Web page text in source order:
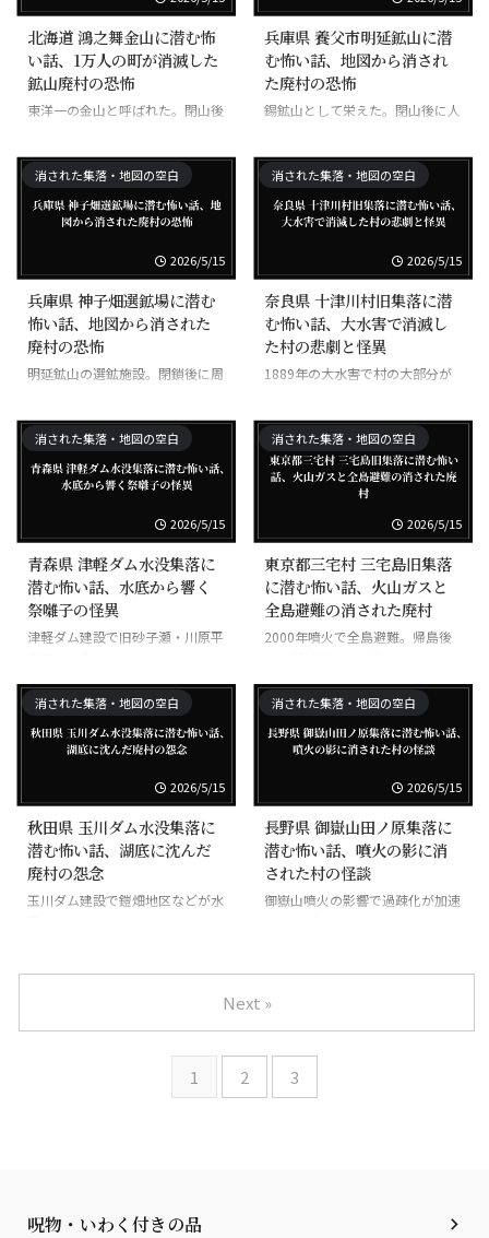
北海道 鴻之舞金山に潜む怖
い話、1万人の町が消滅した
鉱山廃村の恐怖
東洋一の金山と呼ばれた。閉山後
兵庫県 養父市明延鉱山に潜
む怖い話、地図から消され
た廃村の恐怖
錫鉱山として栄えた。閉山後に人
消された集落・地図の空白
2026/5/15
兵庫県 神子畑選鉱場に潜む
怖い話、地図から消された
廃村の恐怖
明延鉱山の選鉱施設。閉鎖後に周
消された集落・地図の空白
2026/5/15
奈良県 十津川村旧集落に潜
む怖い話、大水害で消滅し
た村の悲劇と怪異
1889年の大水害で村の大部分が
し新十津川村を建設。
消された集落・地図の空白
2026/5/15
青森県 津軽ダム水没集落に
潜む怖い話、水底から響く
祭囃子の怪異
津軽ダム建設で旧砂子瀬・川原平
消された集落・地図の空白
2026/5/15
東京都三宅村 三宅島旧集落
に潜む怖い話、火山ガスと
全島避難の消された廃村
2000年噴火で全島避難。帰島後
消された集落・地図の空白
2026/5/15
秋田県 玉川ダム水没集落に
潜む怖い話、湖底に沈んだ
廃村の怨念
玉川ダム建設で鎧畑地区などが水
消された集落・地図の空白
2026/5/15
長野県 御嶽山田ノ原集落に
潜む怖い話、噴火の影に消
された村の怪談
御嶽山噴火の影響で過疎化が加速
1 2 3
Next »
呪物・いわく付きの品